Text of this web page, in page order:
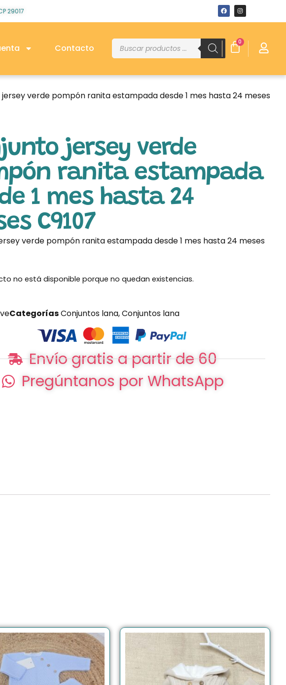
29017
Contacto
0
verde pompón ranita estampada desde 1 mes hasta 24 meses
jersey verde
ranita estampada
1 mes hasta 24
C9107
verde pompón ranita estampada desde 1 mes hasta 24 meses
no está disponible porque no quedan existencias.
CategoríasConjuntos lana,Conjuntos lana
Envío gratis a partir de 60
Pregúntanos por WhatsApp